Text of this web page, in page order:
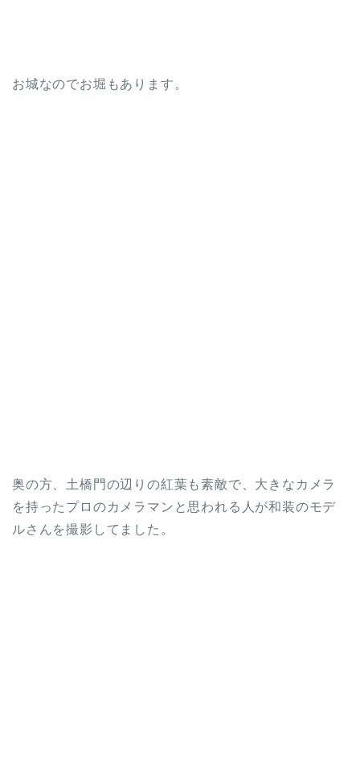
お城なのでお堀もあります。
奥の方、土橋門の辺りの紅葉も素敵で、大きなカメラ
を持ったプロのカメラマンと思われる人が和装のモデ
ルさんを撮影してました。